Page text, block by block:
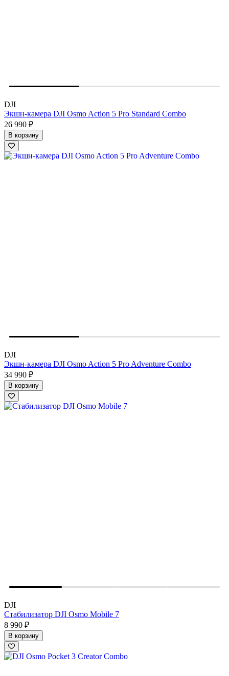
DJI
Экшн-камера DJI Osmo Action 5 Pro Standard Combo
26 990 ₽
В корзину
DJI
Экшн-камера DJI Osmo Action 5 Pro Adventure Combo
34 990 ₽
В корзину
DJI
Стабилизатор DJI Osmo Mobile 7
8 990 ₽
В корзину